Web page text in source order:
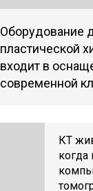
Оборудование
пластической
входит в
современной
КТ
когда